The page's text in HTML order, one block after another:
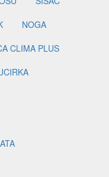
NOGA
CLIMA PLUS